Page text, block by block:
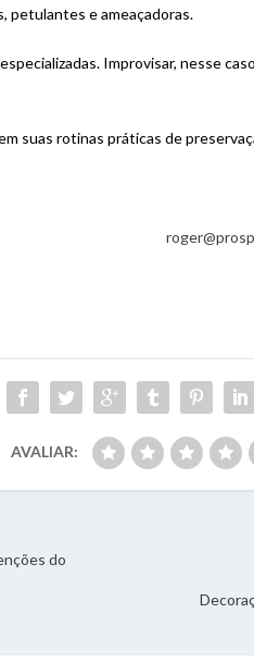
petulantes e ameaçadoras.
Improvisar, nesse
suas rotinas práticas de
AVALIAR:
do